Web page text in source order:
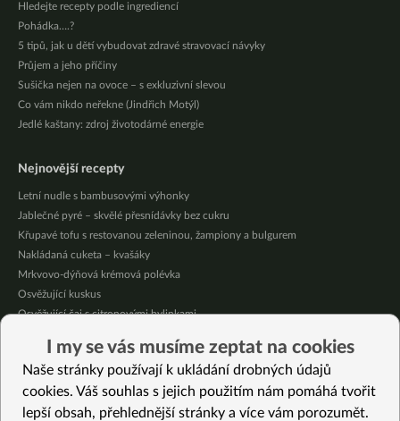
Hledejte recepty podle ingrediencí
Pohádka….?
5 tipů, jak u dětí vybudovat zdravé stravovací návyky
Průjem a jeho příčiny
Sušička nejen na ovoce – s exkluzivní slevou
Co vám nikdo neřekne (Jindřich Motýl)
Jedlé kaštany: zdroj životodárné energie
Nejnovější recepty
Letní nudle s bambusovými výhonky
Jablečné pyré – skvělé přesnídávky bez cukru
Křupavé tofu s restovanou zeleninou, žampiony a bulgurem
Nakládaná cuketa – kvašáky
Mrkvovo-dýňová krémová polévka
Osvěžující kuskus
Osvěžující čaj s citronovými bylinkami
Čokoládové muffiny s mangovým krémem
Meruňky a jablka v citrónovém želé
Vybrané recepty
I my se vás musíme zeptat na cookies
Naše stránky používají k ukládání drobných údajů
cookies. Váš souhlas s jejich použitím nám pomáhá tvořit
lepší obsah, přehlednější stránky a více vám porozumět.